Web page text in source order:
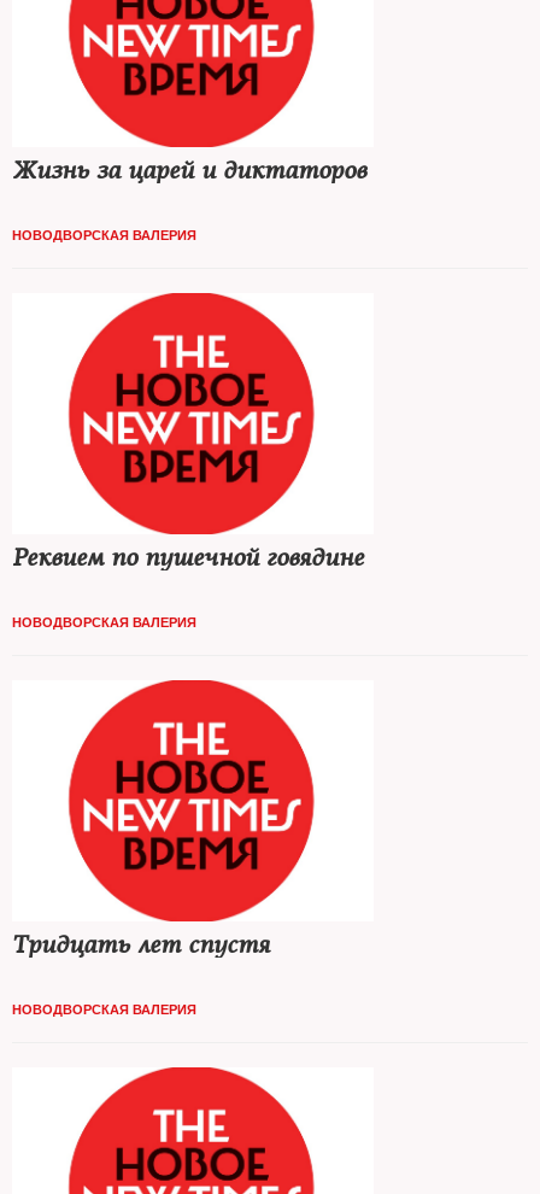
Жизнь за царей и диктаторов
НОВОДВОРСКАЯ ВАЛЕРИЯ
Реквием по пушечной говядине
НОВОДВОРСКАЯ ВАЛЕРИЯ
Тридцать лет спустя
НОВОДВОРСКАЯ ВАЛЕРИЯ